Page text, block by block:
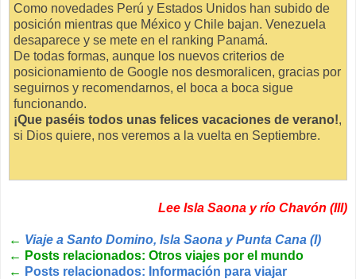
Como novedades Perú y Estados Unidos han subido de
posición mientras que México y Chile bajan. Venezuela
desaparece y se mete en el ranking Panamá.
De todas formas, aunque los nuevos criterios de
posicionamiento de Google nos desmoralicen, gracias por
seguirnos y recomendarnos, el boca a boca sigue
funcionando.
¡Que paséis todos unas felices vacaciones de verano!,
si Dios quiere, nos veremos a la vuelta en Septiembre.
Lee Isla Saona y río Chavón (III)
← Viaje a Santo Domino, Isla Saona y Punta Cana (I)
← Posts relacionados: Otros viajes por el mundo
← Posts relacionados: Información para viajar